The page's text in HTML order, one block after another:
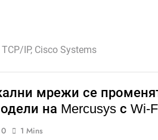
IP, Cisco Systems
мрежи се
на Mercusys с Wi-
0 1 Mins